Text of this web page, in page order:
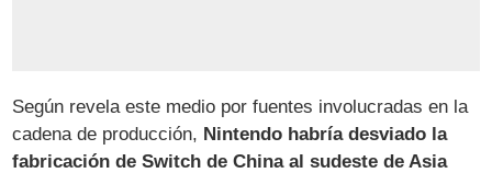
Según revela este medio por fuentes involucradas en la
cadena de producción, Nintendo habría desviado la
fabricación de Switch de China al sudeste de Asia